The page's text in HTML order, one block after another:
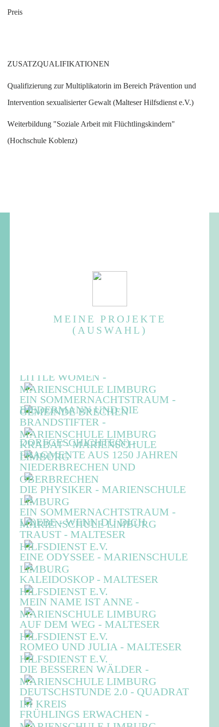
Preis
ZUSATZQUALIFIKATIONEN
Qualifizierung zur Multiplikatorin im Bereich Prävention und
Intervention sexualisierter Gewalt (Malteser Hilfsdienst e.V.)
Weiterbildung "Soziale Arbeit mit Flüchtlingskindern"
(Hochschule Koblenz)
MEINE PROJEKTE
(AUSWAHL)
LITTLE WOMEN -
MARIENSCHULE LIMBURG
EIN SOMMERNACHTSTRAUM -
GEMEINDE BRECHEN
BIEDERMANN UND DIE
BRANDSTIFTER -
MARIENSCHULE LIMBURG
KRABAT - MARIENSCHULE
LIMBURG
DORFGESCHICHTE(N) -
FRAGMENTE AUS 1250 JAHREN
NIEDERBRECHEN UND
OBERBRECHEN
DIE PHYSIKER - MARIENSCHULE
LIMBURG
EIN SOMMERNACHTSTRAUM -
MARIENSCHULE LIMBURG
L(I)EBE - WENN DU DICH
TRAUST - MALTESER
HILFSDIENST E.V.
EINE ODYSSEE - MARIENSCHULE
LIMBURG
KALEIDOSKOP - MALTESER
HILFSDIENST E.V.
MEIN NAME IST ANNE -
MARIENSCHULE LIMBURG
AUF DEM WEG - MALTESER
HILFSDIENST E.V.
ROMEO UND JULIA - MALTESER
HILFSDIENST E.V.
DIE BESSEREN WÄLDER -
MARIENSCHULE LIMBURG
DEUTSCHSTUNDE 2.0 - QUADRAT
IM KREIS
FRÜHLINGS ERWACHEN -